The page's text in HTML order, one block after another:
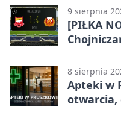
9 sierpnia
[PIŁKA
8 sierpnia
Apteki w
otwarcia,